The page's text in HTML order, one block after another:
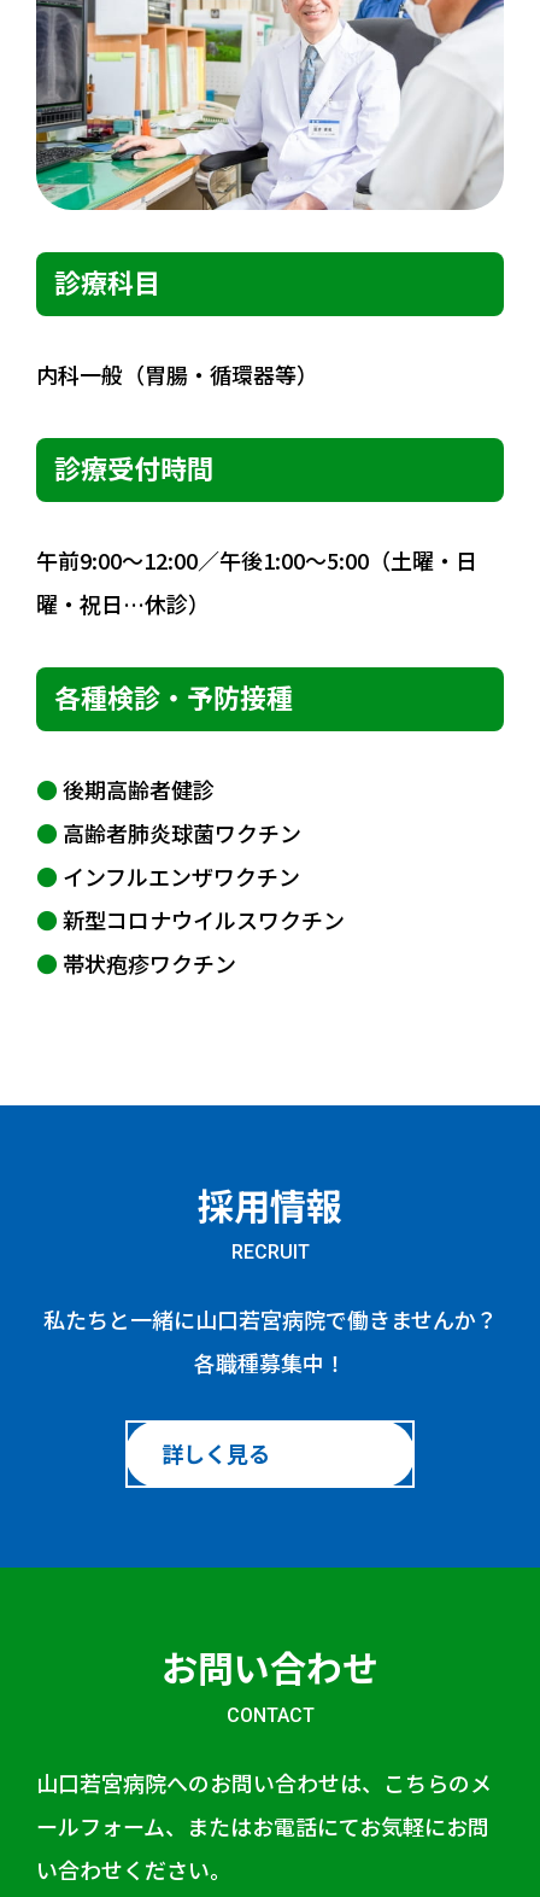
診療科目
内科一般（胃腸・循環器等）
診療受付時間
午前9:00～12:00／午後1:00～5:00（土曜・日
曜・祝日…休診）
各種検診・予防接種
●後期高齢者健診
● 高齢者肺炎球菌ワクチン
● インフルエンザワクチン
●新型コロナウイルスワクチン
●帯状疱疹ワクチン
採用情報
RECRUIT
私たちと一緒に山口若宮病院で働きませんか？
各職種募集中！
詳しく見る
お問い合わせ
CONTACT
山口若宮病院へのお問い合わせは、こちらのメ
ールフォーム、またはお電話にてお気軽にお問
い合わせください。